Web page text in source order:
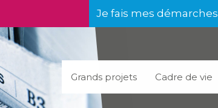
Je fais mes démarches
Grands projets Cadre de vie